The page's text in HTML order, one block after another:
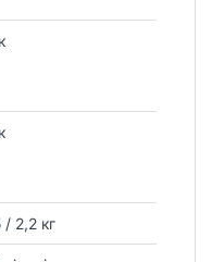
/ 2,2 кг